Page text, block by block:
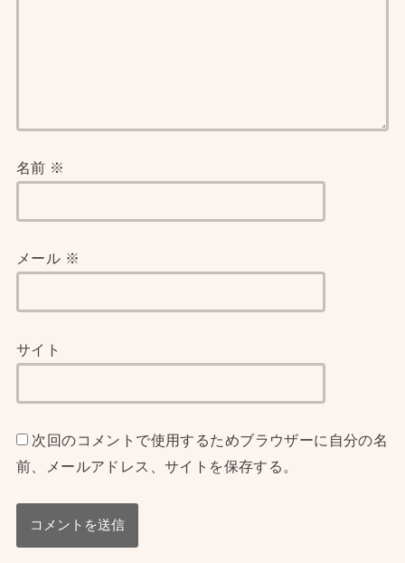
名前 ※
メール ※
サイト
次回のコメントで使用するためブラウザーに自分の名
前、メールアドレス、サイトを保存する。